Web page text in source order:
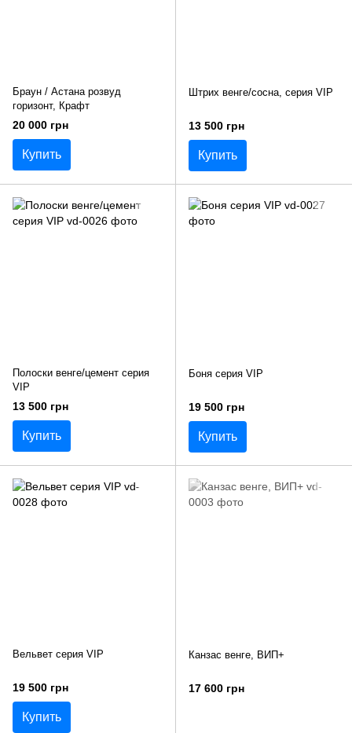
Браун / Астана розвуд
горизонт, Крафт
20 000 грн
Купить
Штрих венге/сосна, серия VIP
13 500 грн
Купить
Полоски венге/цемент серия
VIP
13 500 грн
Купить
Боня серия VIP
19 500 грн
Купить
Вельвет серия VIP
19 500 грн
Купить
Канзас венге, ВИП+
17 600 грн